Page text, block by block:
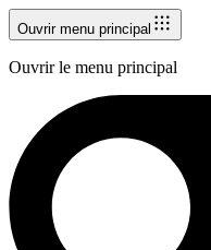
Ouvrir menu principal
Ouvrir le menu principal